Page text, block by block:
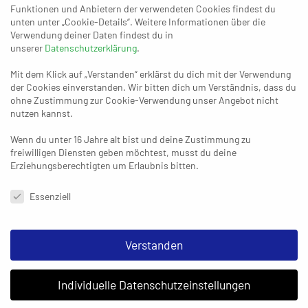
So viele Irrtümer – und kein Sieger
im Derby
DATENSCHUTZERKLÄRUNG IMPRESSUM
Funktionen und Anbietern der verwendeten Cookies findest du
unten unter „Cookie-Details“. Weitere Informationen über die
Verwendung deiner Daten findest du in
unserer Datenschutzerklärung.
Mit dem Klick auf „Verstanden“ erklärst du dich mit der Verwendung
der Cookies einverstanden. Wir bitten dich um Verständnis, dass du
ohne Zustimmung zur Cookie-Verwendung unser Angebot nicht
nutzen kannst.
Wenn du unter 16 Jahre alt bist und deine Zustimmung zu
freiwilligen Diensten geben möchtest, musst du deine
Erziehungsberechtigten um Erlaubnis bitten.
Datenschutzeinstellungen & Nutzungsbedingungen
Essenziell
Verstanden
Individuelle Datenschutzeinstellungen